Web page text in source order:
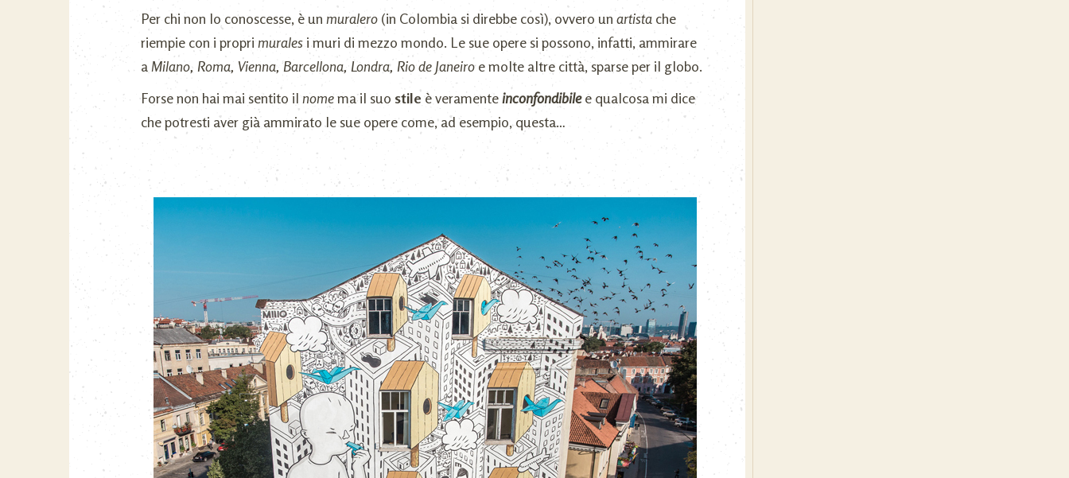
Per chi non lo conoscesse, è un muralero (in Colombia si direbbe così), ovvero un artista che
riempie con i proprimurales i muri di mezzo mondo. Le sue opere si possono, infatti, ammirare
a Milano, Roma, Vienna, Barcellona, Londra, Rio de Janeiroe molte altre città, sparse per il globo.
Forse non hai mai sentito il nomema il suo stile è veramenteinconfondibilee qualcosa mi dice
che potresti aver già ammirato le sue opere come, ad esempio, questa…